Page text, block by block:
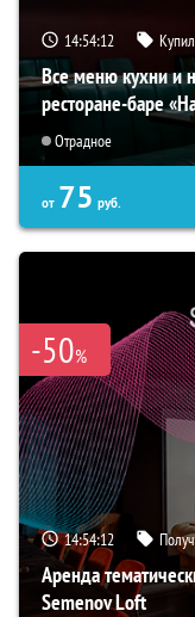
14:54:11
Все меню кухни и
ресторане-баре
Отрадное
от 75 руб.
-50%
14:54:11
Аренда
Semenov Loft